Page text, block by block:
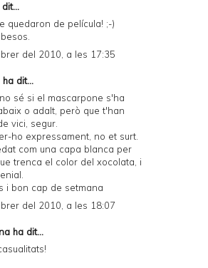
dit...
quedaron de película! ;-)
del 2010, a les 17:35
ha dit...
sé si el mascarpone s'ha
o adalt, però que t'han
vici, segur.
ho expressament, no et surt.
com una capa blanca per
trenca el color del xocolata, i
i bon cap de setmana
del 2010, a les 18:07
ha dit...